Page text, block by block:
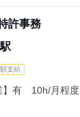
許事務
支給
】有 10h/月程度